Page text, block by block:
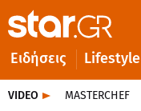
Ειδήσεις Lifestyle
VIDEO MASTERCHEF